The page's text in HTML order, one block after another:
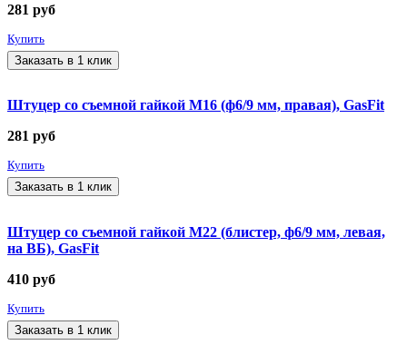
281 руб
Купить
Заказать в 1 клик
Штуцер со съемной гайкой М16 (ф6/9 мм, правая), GasFit
281 руб
Купить
Заказать в 1 клик
Штуцер со съемной гайкой М22 (блистер, ф6/9 мм, левая,
на ВБ), GasFit
410 руб
Купить
Заказать в 1 клик